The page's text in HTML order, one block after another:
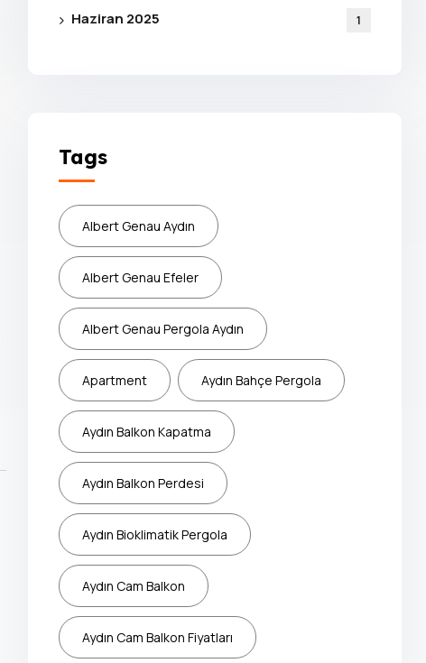
Haziran 2025 1
Tags
Albert Genau Aydın
Albert Genau Efeler
Albert Genau Pergola Aydın
Apartment Aydın Bahçe Pergola
Aydın Balkon Kapatma
Aydın Balkon Perdesi
Aydın Bioklimatik Pergola
Aydın Cam Balkon
Aydın Cam Balkon Fiyatları